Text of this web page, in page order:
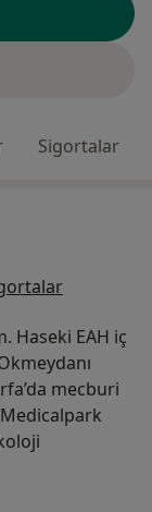
Sigortalar
Haseki EAH iç
mecburi